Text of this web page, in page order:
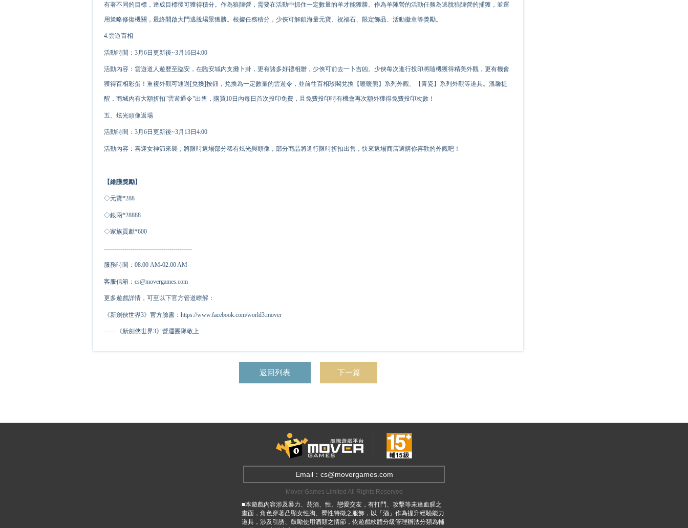
有著不同的目標，達成目標後可獲得積分。作為狼陣營，需要在活動中抓住一定數量的羊才能獲勝。作為羊陣營的活動任務為逃脫狼陣營的捕獲，並運
用策略修復機關，最終開啟大門逃脫場景獲勝。根據任務積分，少俠可解鎖海量元寶、祝福石、限定飾品、活動徽章等獎勵。
4.雲遊百相
活動時間：3月6日更新後~3月16日4:00
活動內容：雲遊道人遊歷至臨安，在臨安城內支攤卜卦，更有諸多好禮相贈，少俠可前去一卜吉凶。少俠每次進行投印將隨機獲得精美外觀，更有機會
獲得百相彩蛋！重複外觀可通過[兌換]按鈕，兌換為一定數量的雲遊令，並前往百相珍閣兌換【暖暖熊】系列外觀、【青瓷】系列外觀等道具。溫馨提
醒，商城內有大額折扣"雲遊通令"出售，購買10日內每日首次投印免費，且免費投印時有機會再次額外獲得免費投印次數！
五、炫光頭像返場
活動時間：3月6日更新後~3月13日4:00
活動內容：喜迎女神節來襲，將限時返場部分稀有炫光與頭像，部分商品將進行限時折扣出售，快來返場商店選購你喜歡的外觀吧！
【維護獎勵】
◇元寶*288
◇銀兩*28888
◇家族貢獻*600
-------------------------------------------
服務時間：08:00 AM-02:00 AM
客服信箱：cs@movergames.com
更多遊戲詳情，可至以下官方管道瞭解：
《新劍俠世界3》官方臉書：https://www.facebook.com/world3.mover
——《新劍俠世界3》營運團隊敬上
返回列表 下一篇
Email：cs@movergames.com
Mover Games Limited All Rights Reserved
■本遊戲內容涉及暴力、菸酒、性、戀愛交友，有打鬥、攻擊等未達血腥之
畫面，角色穿著凸顯女性胸、臀性特徵之服飾，以「酒」作為提升經驗能力
道具，涉及引誘、鼓勵使用酒類之情節，依遊戲軟體分級管理辦法分類為輔